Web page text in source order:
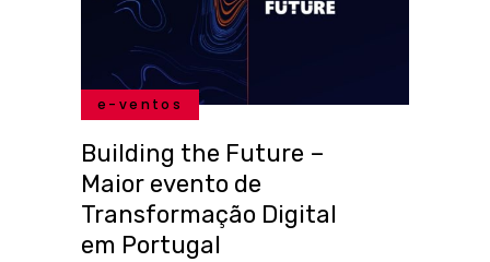
e-ventos
Building the Future –
Maior evento de
Transformação Digital
em Portugal